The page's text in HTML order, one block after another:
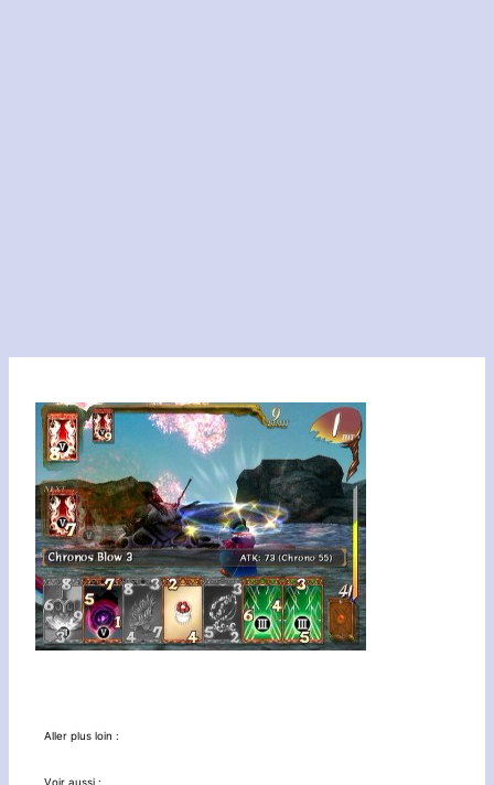
Aller plus loin :
Voir aussi :